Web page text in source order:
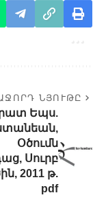
ՆՅՈՒԹԸ
Եպս.
Օծումն
Սուրբ
2011 թ.
pdf